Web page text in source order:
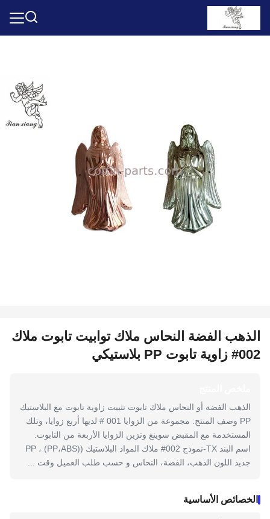
الذهب الفضة النحاس ملاك توابيت تابوت ملاك
002# زاوية تابوت PP بلاستيكي
الذهب الفضة أو النحاس ملاك تابوت تثبيت زاوية تابوت مع البلاستيك
PP وصف المنتج: مجموعة من الزوايا 001 # لديها أربع زوايا، وتلك
المستخدمة مع المقبض سوينغ وتزين الزوايا الأربعة من التابوت.
اسم البند TX-نموذج 002# ملاك المواد البلاستيك ((PP،ABS) ، PP
جديد اللون الذهب، الفضة، النحاس و حسب طلب العميل وقت ...
الخصائص الأساسية